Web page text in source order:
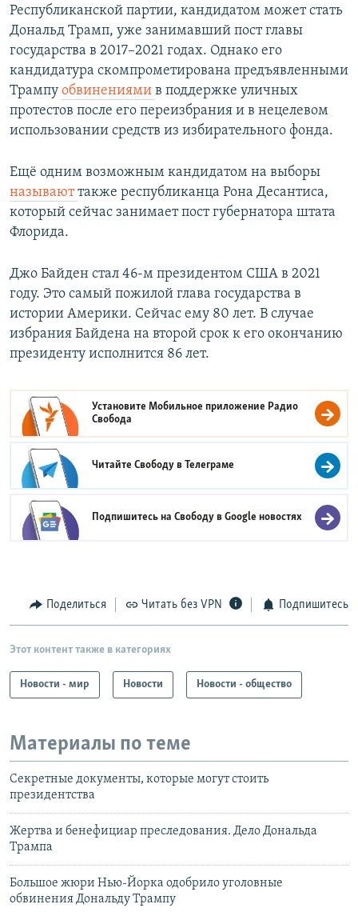
Республиканской партии, кандидатом может стать
Дональд Трамп, уже занимавший пост главы
государства в 2017–2021 годах. Однако его
кандидатура скомпрометирована предъявленными
Трампу обвинениями в поддержке уличных
протестов после его переизбрания и в нецелевом
использовании средств из избирательного фонда.
Ещё одним возможным кандидатом на выборы
называюттакже республиканца Рона Десантиса,
который сейчас занимает пост губернатора штата
Флорида.
Джо Байден стал 46-м президентом США в 2021
году. Это самый пожилой глава государства в
истории Америки. Сейчас ему 80 лет. В случае
избрания Байдена на второй срок к его окончанию
президенту исполнится 86 лет.
Установите Мобильное приложение Радио
Свобода
Читайте Свободу вТелеграме
Подпишитесь на Свободу вGoogle новостях
Поделиться Читать без VPN Подпишитесь
Этот контент также в категориях
Новости - мир Новости Новости - общество
Материалы по теме
Секретные документы, которые могут стоить
президентства
Жертва и бенефициар преследования. Дело Дональда
Трампа
Большое жюри Нью-Йорка одобрило уголовные
обвинения Дональду Трампу